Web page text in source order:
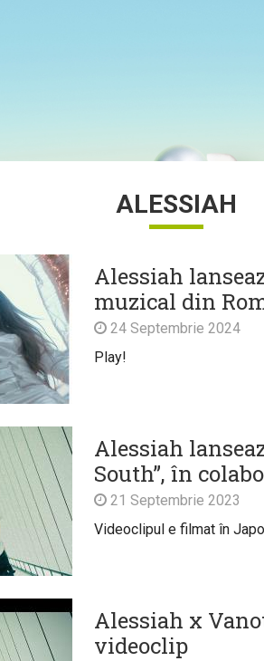
ALESSIAH
Alessiah
muzical din
24 Septembrie 2024
Play!
Alessiah
South”, în
21 Septembrie 2023
Videoclipul e filmat în
Alessiah x
videoclip